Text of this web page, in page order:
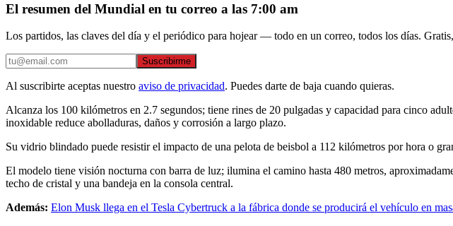
El resumen del Mundial en tu correo a las 7:00 am
Los partidos, las claves del día y el periódico para hojear — todo en un correo, todos los días.
Suscribirme
Al suscribirte aceptas nuestro aviso de privacidad. Puedes darte de baja cuando quieras.
Alcanza los 100 kilómetros en 2.7 segundos; tiene rines de 20 pulgadas y capacidad para cinco
inoxidable reduce abolladuras, daños y corrosión a largo plazo.
Su vidrio blindado puede resistir el impacto de una pelota de beisbol a 112 kilómetros por hora o
El modelo tiene visión nocturna con barra de luz; ilumina el camino hasta 480 metros,
techo de cristal y una bandeja en la consola central.
Además: Elon Musk llega en el Tesla Cybertruck a la fábrica donde se producirá el vehículo en